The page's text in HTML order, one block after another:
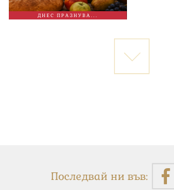
ДНЕС ПРАЗНУВА...
Последвай ни във: